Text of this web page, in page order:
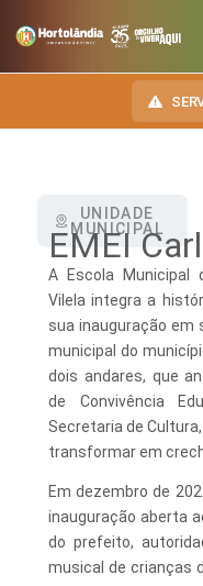
INSTITUCIONAL
SECRETARIAS
Administração e
Assuntos Jurídicos
Cultura
Desenvolvimento
Educação, Ciência e
Esporte e Lazer
Finanças
NOSSA CIDADE
HINO, BRASÃO E
Autoridades do
Telefones Úteis
Notícias Anteriores a
TRANSPARÊNCIA
E-SIC
OUVIDORIA
DIÁRIO OFICIAL
UNIDADE
MUNICIPAL
EMEI
A Escola Municipal
Vilela integra a
sua inauguração em
municipal do
dois andares, que
de Convivência
Secretaria de
transformar em
Em dezembro de
inauguração aberta
do prefeito,
musical de crianças